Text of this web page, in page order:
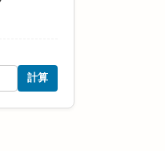
計算